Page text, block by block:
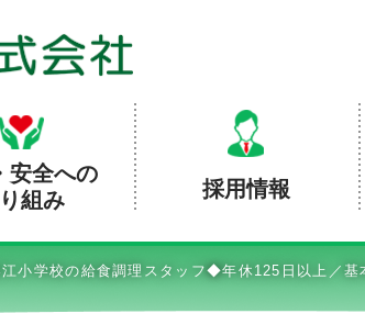
安全への
組み
採用情報
江小学校の給食調理スタッフ◆年休125日以上／